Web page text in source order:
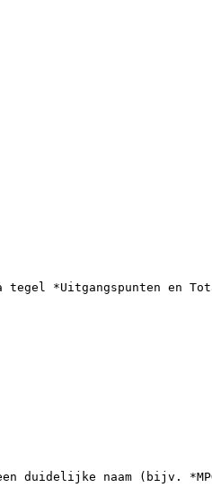
*Uitgangspunten en
duidelijke naam (bijv.